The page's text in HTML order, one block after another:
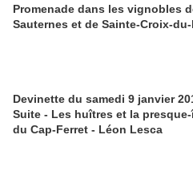
Promenade dans les vignobles
Sauternes et de Sainte-Croix-
Devinette du samedi 9 janvier
Suite - Les huîtres et la
du Cap-Ferret - Léon Lesca